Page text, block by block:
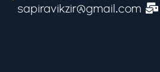
sapiravikzir@gmail.com